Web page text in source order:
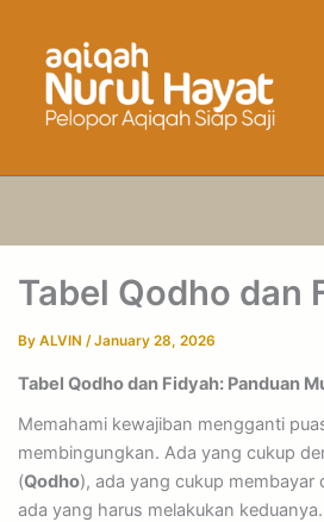
Tabel Qodho dan
By ALVIN /January 28, 2026
Tabel Qodho dan Fidyah: Panduan
Memahami kewajiban mengganti
membingungkan. Ada yang cukup
(Qodho), ada yang cukup membayar
ada yang harus melakukan keduanya.